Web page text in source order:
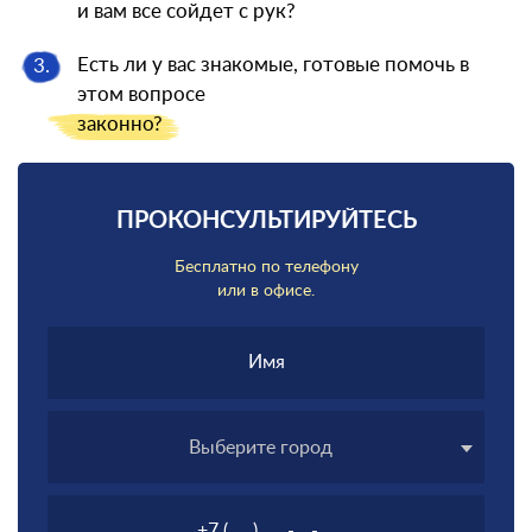
и вам все сойдет с рук?
3.
Есть ли у вас знакомые, готовые помочь в
этом вопросе
законно?
ПРОКОНСУЛЬТИРУЙТЕСЬ
Бесплатно по телефону
или в офисе.
Выберите город